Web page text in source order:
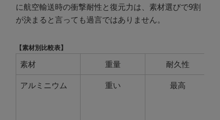
に航空輸送時の衝撃耐性と復元力は、素材選びで9割
が決まると言っても過言ではありません。
【素材別比較表】
素材 重量 耐久性
アルミニウム
重い 最高